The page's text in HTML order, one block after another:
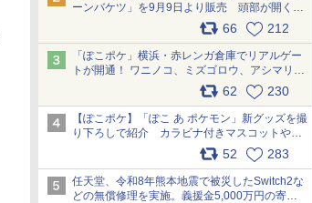
ーンバケツ」を9月9日より販売 頭部が開く仕
組み。味は恐怖を堪のう「味噌フレーバー」
66 212
「ぽこポケ」横浜・赤レンガ倉庫でリアルゲー
トが開通！ ワニノコ、ミズゴロウ、アシマリ登
場シーンをレポート pic.x.com/LDgEByVl6D
62 230
【ぽこポケ】「ぽこ あ ポケモン」新グッズを撮
り下ろしで紹介 カラビナ付きマスコットやス
52 283
任天堂、令和8年熊本地震で被災したSwitch2な
どの無償修理を実施。義援金5,000万円の寄付